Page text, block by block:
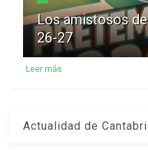
Los amistosos
26-27
Leer más
Actualidad de